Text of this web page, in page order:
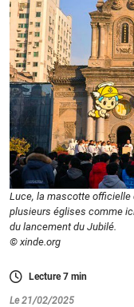
Luce, la mascotte
plusieurs églises comme
du lancement du Jubilé.
© xinde.org
Lecture7 min
Le 21/02/2025